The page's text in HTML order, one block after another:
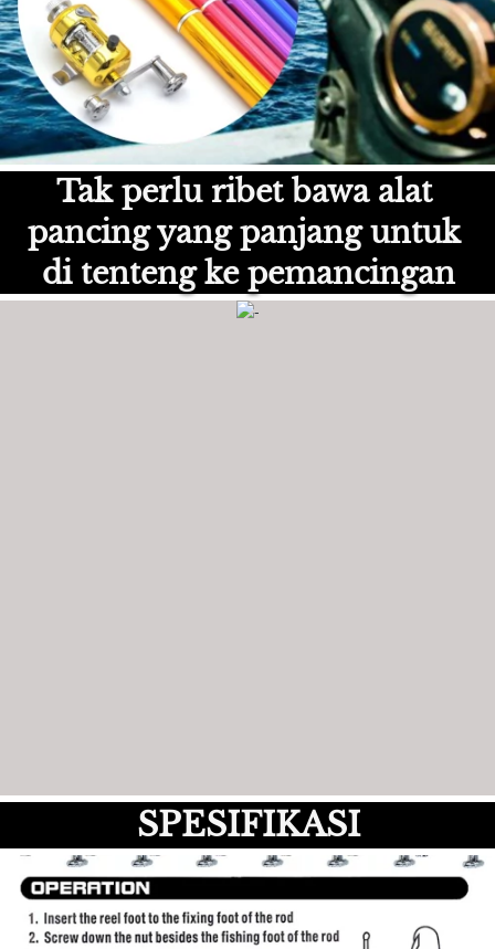
Tak perlu ribet bawa alat
pancing yang panjang untuk
di tenteng ke pemancingan
SPESIFIKASI